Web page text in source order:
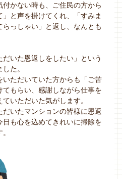
かない時も、ご住民の方から
」と声を掛けてくれ、「すみま
っしゃい」と返し、なんとも
いた恩返しをしたい」という
た。
ただいていた方からも「ご苦
もらい、感謝しながら仕事を
いただいた気がします。
いたマンションの皆様に恩返
日も心を込めてきれいに掃除を